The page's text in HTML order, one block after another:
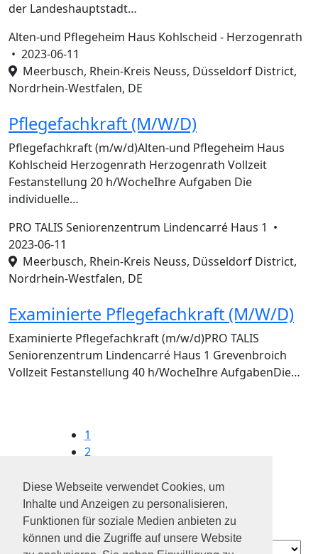
Diese Webseite verwendet Cookies, um
Inhalte und Anzeigen zu personalisieren,
Funktionen für soziale Medien anbieten zu
können und die Zugriffe auf unsere Website
der Landeshauptstadt…
Alten-und Pflegeheim Haus Kohlscheid - Herzogenrath
• 2023-06-11
Meerbusch, Rhein-Kreis Neuss, Düsseldorf District,
Nordrhein-Westfalen, DE
Pflegefachkraft (M/W/D)
Pflegefachkraft (m/w/d)Alten-und Pflegeheim Haus
Kohlscheid Herzogenrath Herzogenrath Vollzeit
Festanstellung 20 h/WocheIhre Aufgaben Die
individuelle…
PRO TALIS Seniorenzentrum Lindencarré Haus 1 •
2023-06-11
Meerbusch, Rhein-Kreis Neuss, Düsseldorf District,
Nordrhein-Westfalen, DE
Examinierte Pflegefachkraft (M/W/D)
Examinierte Pflegefachkraft (m/w/d)PRO TALIS
Seniorenzentrum Lindencarré Haus 1 Grevenbroich
Vollzeit Festanstellung 40 h/WocheIhre AufgabenDie…
1
2
4
...
8
Contact